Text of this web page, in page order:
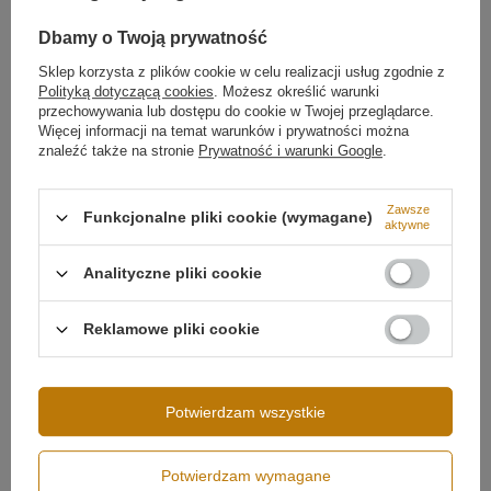
Design i trwałość
Oprawa z aluminium w matowej czerni nadaje lampie
elegancki wygląd i zapewnia skuteczne odprowadzanie
ciepła, co wydłuża żywotność LED. Orbit No.4
doskonale wpisuje się w nowoczesne trendy, pasując
przestrzeni industrialnych. To ponadczasowa lampa
LED do wysokich wnętrz.
Regulacja i aranżacja
Możliwość ściemniania
Ściemnianie tradycyjne
(ściemniacz ścienny)
Moc lampy
Strumień świetlny 9400 lm
80 cm
60 cm
Dbamy o Twoją prywatność
Sklep korzysta z plików cookie w celu realizacji usług zgodnie z
Polityką dotyczącą cookies. Możesz określić warunki
przechowywania lub dostępu do cookie w Twojej przeglądarce.
Więcej informacji na temat warunków i prywatności można
znaleźć także na stronie Prywatność i warunki Google.
Funkcjonalne pliki cookie (wymagane)
Zawsze
aktywne
Analityczne pliki cookie
Reklamowe pliki cookie
Potwierdzam wymagane
Potwierdzam wszystkie